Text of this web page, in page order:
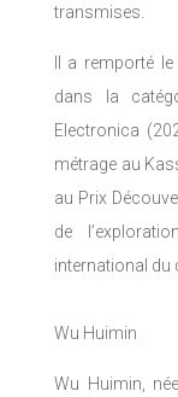
transmises.
Il a remporté
dans la
Electronica
métrage au
au Prix
de
international du
Wu Huimin
Wu Huimin,